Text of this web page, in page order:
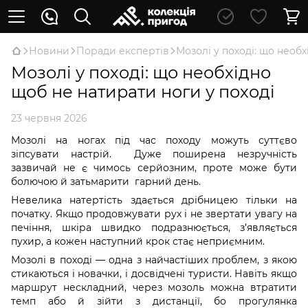
Новини Поради експертів Мозолі у поході: що
Мозолі у поході: що необхідно
щоб не натирати ноги у поході
23 червня 2026
Мозолі на ногах під час походу можуть суттєво
зіпсувати настрій. Дуже поширена незручність
зазвичай не є чимось серйозним, проте може бути
болючою й затьмарити гарний день.
Невелика натертість здається дрібницею тільки на
початку. Якщо продовжувати рух і не звертати увагу на
печіння, шкіра швидко подразнюється, з’являється
пухир, а кожен наступний крок стає неприємним.
Мозолі в поході — одна з найчастіших проблем, з якою
стикаються і новачки, і досвідчені туристи. Навіть якщо
маршрут нескладний, через мозоль можна втратити
темп або й зійти з дистанції, бо прогулянка